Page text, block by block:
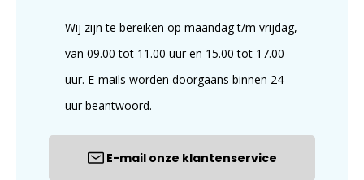
Wij zijn te bereiken op maandag t/m vrijdag,
van 09.00 tot 11.00 uur en 15.00 tot 17.00
uur. E-mails worden doorgaans binnen 24
uur beantwoord.
E-mail onze klantenservice